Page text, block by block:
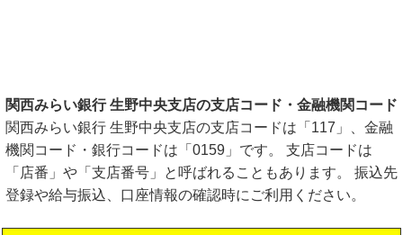
関西みらい銀行 生野中央支店の支店コード・金融機関コード
関西みらい銀行 生野中央支店の支店コードは「117」、金融
機関コード・銀行コードは「0159」です。 支店コードは
「店番」や「支店番号」と呼ばれることもあります。 振込先
登録や給与振込、口座情報の確認時にご利用ください。